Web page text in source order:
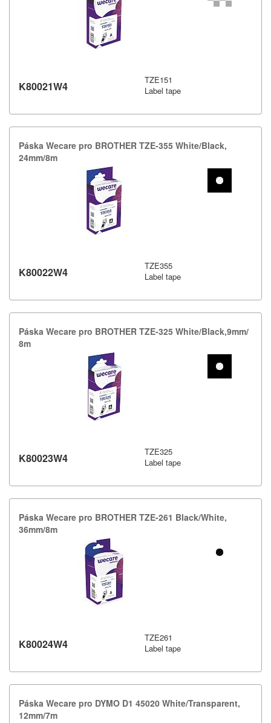
K80021W4
TZE151
Label tape
Páska Wecare pro BROTHER TZE-​355 White/​Black,​
24mm/​8m
K80022W4
TZE355
Label tape
Páska Wecare pro BROTHER TZE-​325 White/​Black,​9mm/​
8m
K80023W4
TZE325
Label tape
Páska Wecare pro BROTHER TZE-​261 Black/​White,​
36mm/​8m
K80024W4
TZE261
Label tape
Páska Wecare pro DYMO D1 45020 White/​Transparent,​
12mm/​7m